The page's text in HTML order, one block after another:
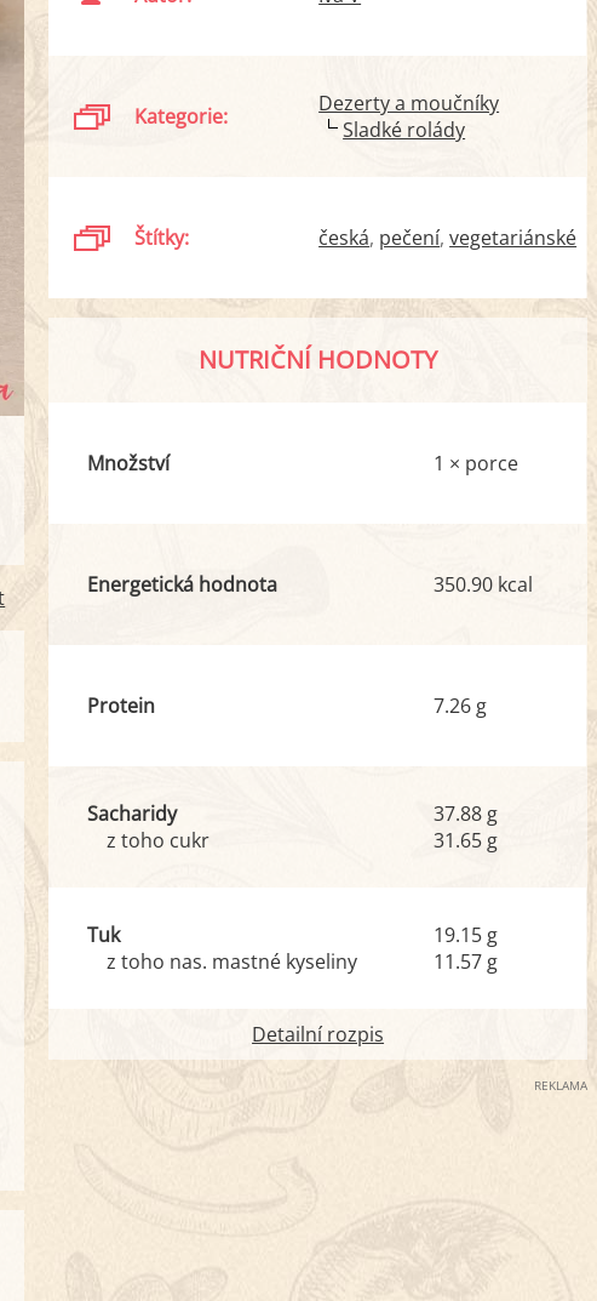
Kategorie:
Dezerty a moučníky
Sladké rolády
Štítky: česká pečení vegetariánské
NUTRIČNÍ HODNOTY
Množství 1 × porce
Energetická hodnota 350.90 kcal
Protein 7.26 g
Sacharidy
z toho cukr
37.88 g
31.65 g
Tuk
z toho nas. mastné kyseliny
19.15 g
11.57 g
Detailní rozpis
REKLAMA